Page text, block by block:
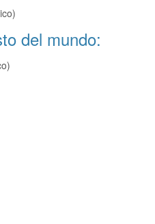
del mundo: